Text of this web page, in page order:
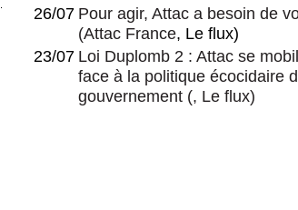
26/07 Pour agir, Attac a besoin de
(Attac France, Le flux)
23/07 Loi Duplomb 2 : Attac se
face à la politique écocidaire
gouvernement (, Le flux)